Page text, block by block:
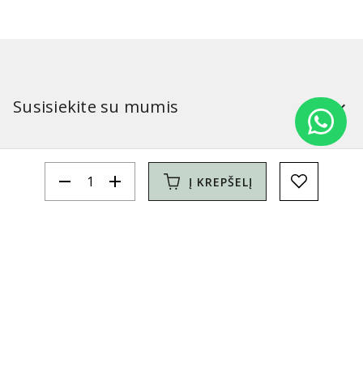
remove add Į KREPŠELĮ
Susisiekite su mumis
Mūsų parduotuvės: